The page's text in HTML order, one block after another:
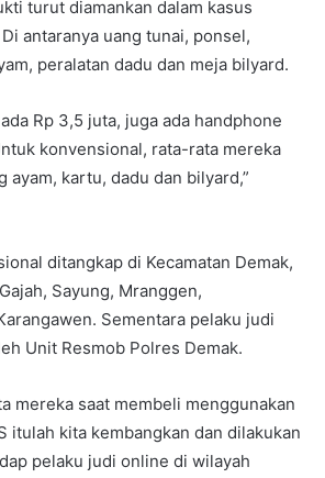
turut diamankan dalam kasus
antaranya uang tunai, ponsel,
peralatan dadu dan meja bilyard.
Rp 3,5 juta, juga ada handphone
konvensional, rata-rata mereka
ayam, kartu, dadu dan bilyard,”
ditangkap di Kecamatan Demak,
Sayung, Mranggen,
Sementara pelaku judi
Unit Resmob Polres Demak.
mereka saat membeli menggunakan
itulah kita kembangkan dan dilakukan
pelaku judi online di wilayah